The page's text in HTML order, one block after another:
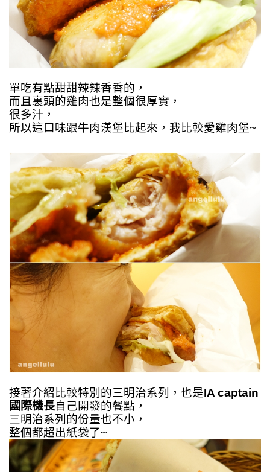
單吃有點甜甜辣辣香香的，
而且裏頭的雞肉也是整個很厚實，
很多汁，
所以這口味跟牛肉漢堡比起來，我比較愛雞肉堡~
接著介紹比較特別的三明治系列， 也是IA captain
國際機長自己開發的餐點，
三明治系列的份量也不小，
整個都超出紙袋了~